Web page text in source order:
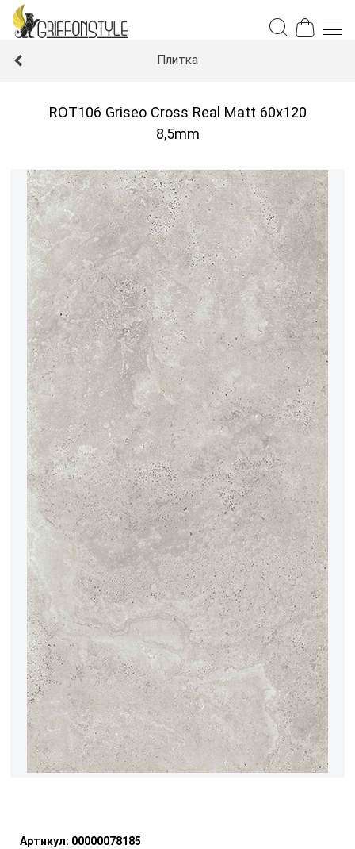
Плитка
ROT106 Griseo Cross Real Matt 60x120
8,5mm
Артикул: 00000078185